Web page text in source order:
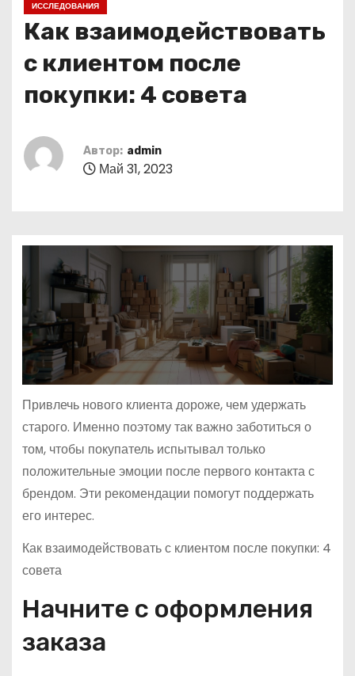
ИССЛЕДОВАНИЯ
Как взаимодействовать
с клиентом после
покупки: 4 совета
Автор: admin
Май 31, 2023
Привлечь нового клиента дороже, чем удержать
старого. Именно поэтому так важно заботиться о
том, чтобы покупатель испытывал только
положительные эмоции после первого контакта с
брендом. Эти рекомендации помогут поддержать
его интерес.
Как взаимодействовать с клиентом после покупки: 4
совета
Начните с оформления
заказа